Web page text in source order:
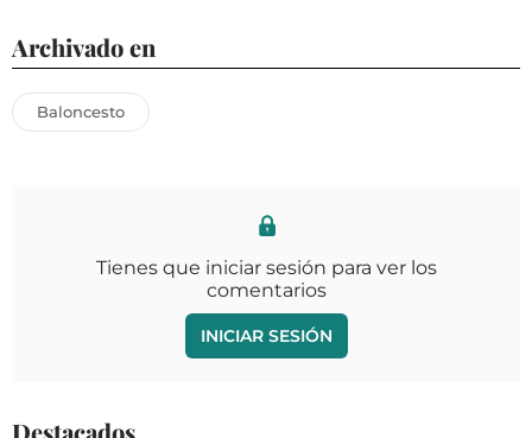
Archivado en
Baloncesto
Tienes que iniciar sesión para ver los
comentarios
INICIAR SESIÓN